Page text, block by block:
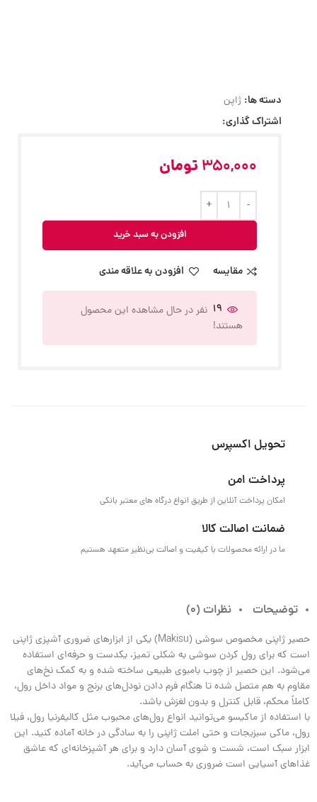
دسته ها: ژاپن
اشتراک گذاری:
350,000 تومان
افزودن به سبد خرید
مقایسه افزودن به علاقه مندی
19 نفر در حال مشاهده این محصول
هستند!
تحویل اکسپرس
پرداخت امن
امکان پرداخت آنلاین از طریق انواع درگاه های معتبر بانکی
ضمانت اصالت کالا
ما در ارائه محصولات با کیفیت و اصالت بی‌نظیر متعهد هستیم
توضیحات نظرات (0)
حصیر ژاپنی مخصوص سوشی (Makisu) یکی از ابزارهای ضروری آشپزی ژاپنی
است که برای رول کردن سوشی به شکلی تمیز، یکدست و حرفه‌ای استفاده
می‌شود. این حصیر از چوب بامبوی طبیعی ساخته شده و به کمک نخ‌های
مقاوم به هم متصل شده تا هنگام فرم دادن نودل‌های برنج و مواد داخل رول،
کاملاً محکم، قابل‌ کنترل و بدون لغزش باشد.
با استفاده از ماکیسو می‌توانید انواع رول‌های محبوب مثل کالیفرنیا رول، فیلا
رول، ماکی سبزیجات و حتی املت ژاپنی را به سادگی در خانه آماده کنید. این
ابزار سبک است، شست‌ و شوی آسان دارد و برای هر آشپزخانه‌ای که عاشق
غذاهای آسیایی است ضروری به حساب می‌آید.